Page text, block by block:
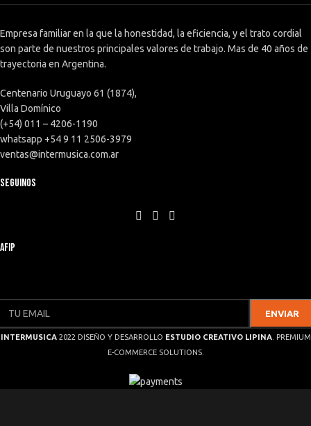
Empresa familiar en la que la honestidad, la eficiencia, y el trato cordial
son parte de nuestros principales valores de trabajo. Mas de 40 años de
trayectoria en Argentina.
Centenario Uruguayo 61 (1874),
Villa Domínico
(+54) 011 – 4206-1190
whatsapp +54 9 11 2506-3979
ventas@intermusica.com.ar
SEGUINOS
AFIP
INTERMUSICA 2022 DISEÑO Y DESARROLLO ESTUDIO CREATIVO LIPINA. PREMIUM
E-COMMERCE SOLUTIONS.